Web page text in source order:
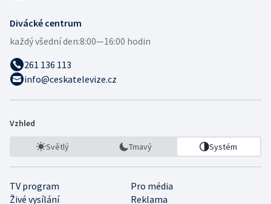
Divácké centrum
každý všední den:8:00—16:00 hodin
261 136 113
info@ceskatelevize.cz
Vzhled
Světlý Tmavý Systém
TV program
Pro média
Živé vysílání
Reklama